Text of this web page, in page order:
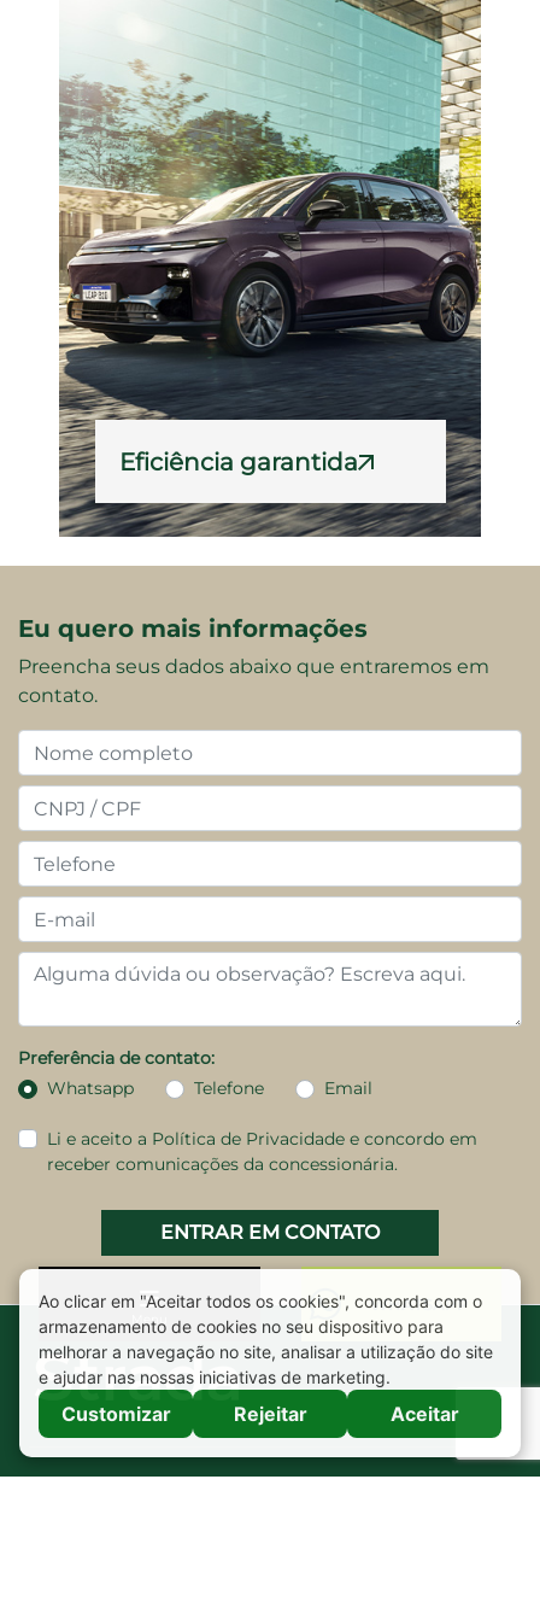
Eficiência garantida
Eu quero mais informações
Preencha seus dados abaixo que entraremos em
contato.
Preferência de contato:
Whatsapp
Telefone Email
Li e aceito a Política de Privacidade e concordo em
receber comunicações da concessionária.
ENTRAR EM CONTATO
Menu